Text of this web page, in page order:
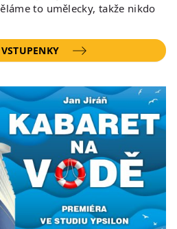
to umělecky, takže nikdo